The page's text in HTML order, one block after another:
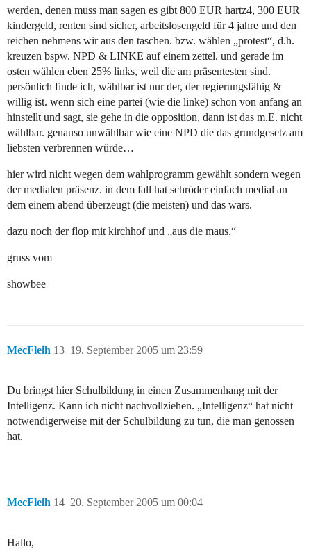
werden, denen muss man sagen es gibt 800 EUR hartz4, 300 EUR
kindergeld, renten sind sicher, arbeitslosengeld für 4 jahre und den
reichen nehmens wir aus den taschen. bzw. wählen „protest“, d.h.
kreuzen bspw. NPD & LINKE auf einem zettel. und gerade im
osten wählen eben 25% links, weil die am präsentesten sind.
persönlich finde ich, wählbar ist nur der, der regierungsfähig &
willig ist. wenn sich eine partei (wie die linke) schon von anfang an
hinstellt und sagt, sie gehe in die opposition, dann ist das m.E. nicht
wählbar. genauso unwählbar wie eine NPD die das grundgesetz am
liebsten verbrennen würde…
hier wird nicht wegen dem wahlprogramm gewählt sondern wegen
der medialen präsenz. in dem fall hat schröder einfach medial an
dem einem abend überzeugt (die meisten) und das wars.
dazu noch der flop mit kirchhof und „aus die maus.“
gruss vom
showbee
MecFleih 19. September 2005 um 23:59
13
Du bringst hier Schulbildung in einen Zusammenhang mit der
Intelligenz. Kann ich nicht nachvollziehen. „Intelligenz“ hat nicht
notwendigerweise mit der Schulbildung zu tun, die man genossen
hat.
MecFleih 20. September 2005 um 00:04
14
Hallo,